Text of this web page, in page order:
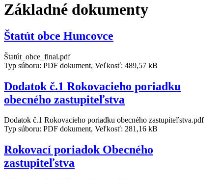
Základné dokumenty
Štatút obce Huncovce
Štatút_obce_final.pdf
Typ súboru: PDF dokument, Veľkosť: 489,57 kB
Dodatok č.1 Rokovacieho poriadku
obecného zastupiteľstva
Dodatok č.1 Rokovacieho poriadku obecného zastupiteľstva.pdf
Typ súboru: PDF dokument, Veľkosť: 281,16 kB
Rokovací poriadok Obecného
zastupiteľstva